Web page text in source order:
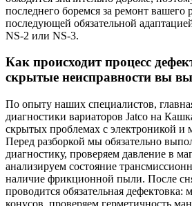
последнего боремся за ремонт вашего
последующей обязательной
NS-2 или NS-3.
Как происходит процесс
скрытые неисправности вы
По опыту наших специалистов,
диагностики вариаторов Jatco на
скрытых проблемах с электроникой и
Перед разборкой мы обязательно
диагностику, проверяем давление в
анализируем состояние
наличие фрикционной пыли. После
проводится обязательная
конусов, проверяем герметичность